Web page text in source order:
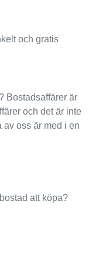
och gratis
Bostadsaffärer är
och det är inte
av oss är med i en
att köpa?